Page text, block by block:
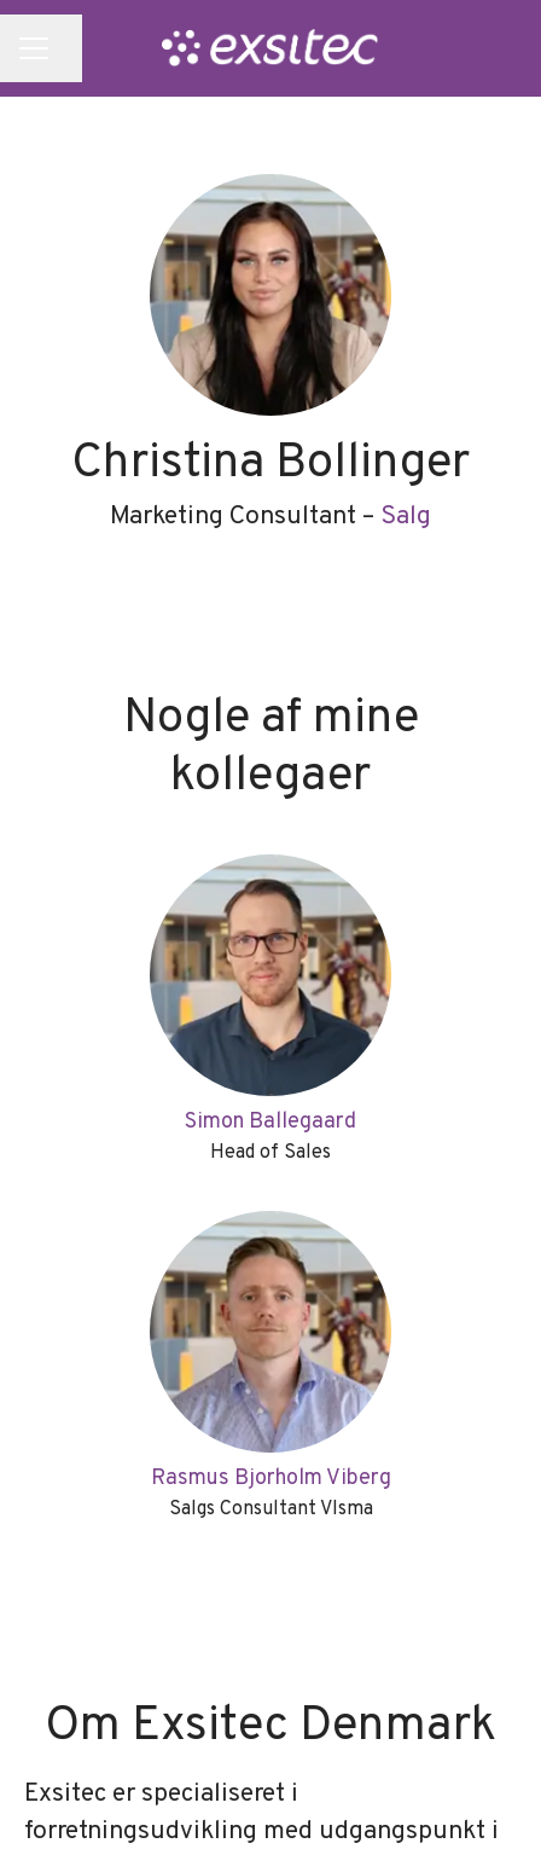
Christina Bollinger
Marketing Consultant – Salg
Nogle af mine
kollegaer
Simon Ballegaard
Head of Sales
Rasmus Bjorholm Viberg
Salgs Consultant VIsma
Om Exsitec Denmark
Exsitec er specialiseret i
forretningsudvikling med udgangspunkt i